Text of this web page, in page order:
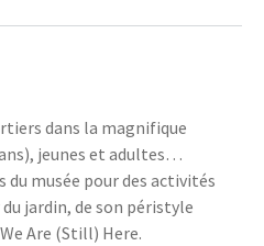
dans la magnifique
jeunes et adultes…
musée pour des activités
jardin, de son péristyle
Are (Still) Here.